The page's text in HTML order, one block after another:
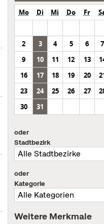
Mo Di Mi Do Fr
2
3 4 5 6 7
9
10 11 12 13
16
17 18 19 20
23
24 25 26 27
30
31
oder
Stadtbezirk
oder
Kategorie
Weitere Merkmale